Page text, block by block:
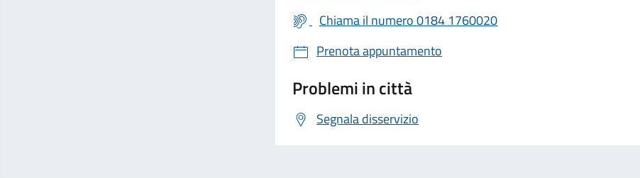
Chiama il numero 0184 1760020
Prenota appuntamento
Problemi in città
Segnala disservizio